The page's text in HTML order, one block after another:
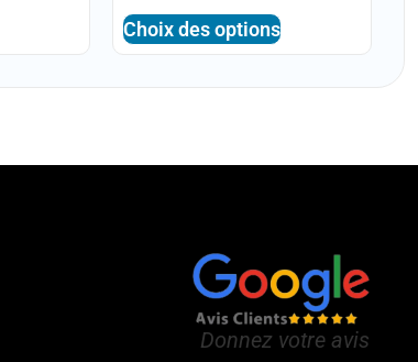
Choix des options
Donnez votre avis